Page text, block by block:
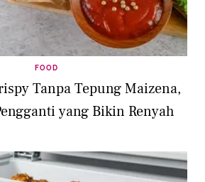
FOOD
Tanpa Tepung Maizena,
yang Bikin Renyah